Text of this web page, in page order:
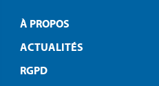
À PROPOS
ACTUALITÉS
RGPD